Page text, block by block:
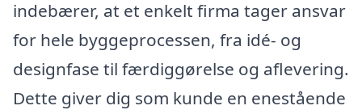
indebærer, at et enkelt firma tager ansvar
for hele byggeprocessen, fra idé- og
designfase til færdiggørelse og aflevering.
Dette giver dig som kunde en enestående